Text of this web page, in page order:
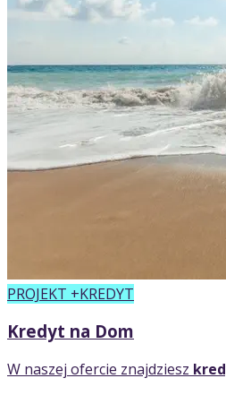
PROJEKT +KREDYT
Kredyt na Dom
W naszej ofercie znajdziesz